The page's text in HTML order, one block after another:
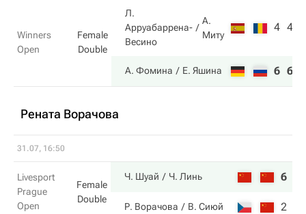
Winners
Open
Female
Double
Л.
Арруабаррена-
Весино
А.
Миту
4 4
А. Фомина Е. Яшина 6 6
Рената Ворачова
31.07, 16:50
Livesport
Prague
Open
Female
Double
Ч. Шуай Ч. Линь 6
Р. Ворачова В. Сиюй 2